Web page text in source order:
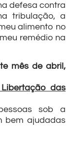
defesa contra
tribulação, a
alimento no
remédio na
mês de abril,
das
sob a
bem ajudadas